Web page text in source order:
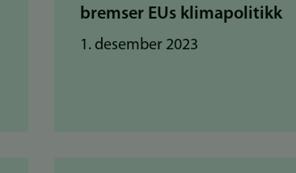
bremser EUs klimapolitikk
1. desember 2023